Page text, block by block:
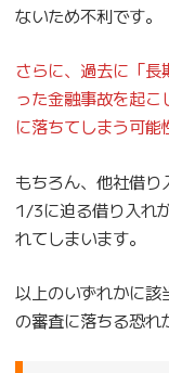
ないため不利です。
さらに、過去に「
った金融事故を起
に落ちてしまう可能
もちろん、他社借
1/3に迫る借り入れ
れてしまいます。
以上のいずれかに該
の審査に落ちる恐れ